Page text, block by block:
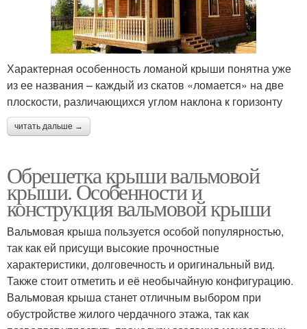
Характерная особенность ломаной крыши понятна уже
из ее названия – каждый из скатов «ломается» на две
плоскости, различающихся углом наклона к горизонту
читать дальше →
Обрешетка крыши вальмовой
крыши. Особенности и
конструкция вальмовой крыши
Вальмовая крыша пользуется особой популярностью,
так как ей присущи высокие прочностные
характеристики, долговечность и оригинальный вид.
Также стоит отметить и её необычайную конфигурацию.
Вальмовая крыша станет отличным выбором при
обустройстве жилого чердачного этажа, так как